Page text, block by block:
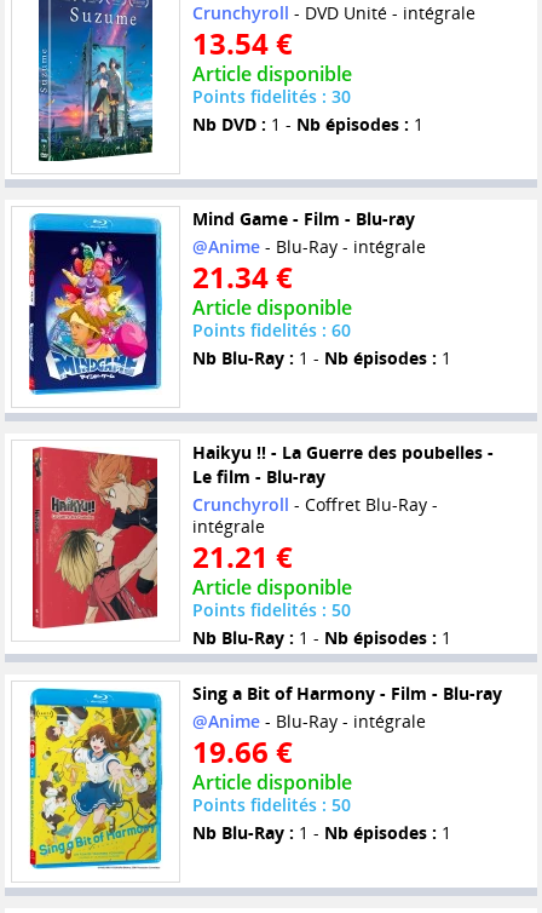
Crunchyroll - DVD Unité - intégrale
13.54 €
Article disponible
Points fidelités : 30
Nb DVD : 1 - Nb épisodes : 1
Mind Game - Film - Blu-ray
@Anime- Blu-Ray - intégrale
21.34 €
Article disponible
Points fidelités : 60
Nb Blu-Ray : 1 - Nb épisodes : 1
Haikyu !! - La Guerre des poubelles -
Le film - Blu-ray
Crunchyroll - Coffret Blu-Ray -
intégrale
21.21 €
Article disponible
Points fidelités : 50
Nb Blu-Ray : 1 - Nb épisodes : 1
Sing a Bit of Harmony - Film - Blu-ray
@Anime- Blu-Ray - intégrale
19.66 €
Article disponible
Points fidelités : 50
Nb Blu-Ray : 1 - Nb épisodes : 1